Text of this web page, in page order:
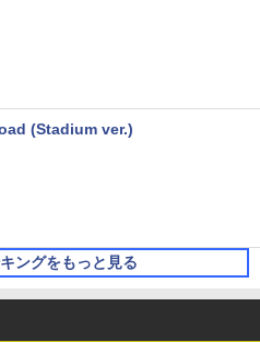
Liberty 5 ミッドナイトブ
(Stadium ver.)
ングをもっと見る